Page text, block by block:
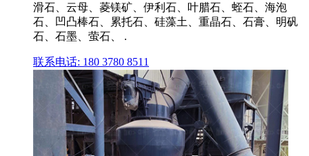
滑石、云母、菱镁矿、伊利石、叶腊石、蛭石、海泡
石、凹凸棒石、累托石、硅藻土、重晶石、石膏、明矾
石、石墨、萤石、 .
联系电话: 180 3780 8511